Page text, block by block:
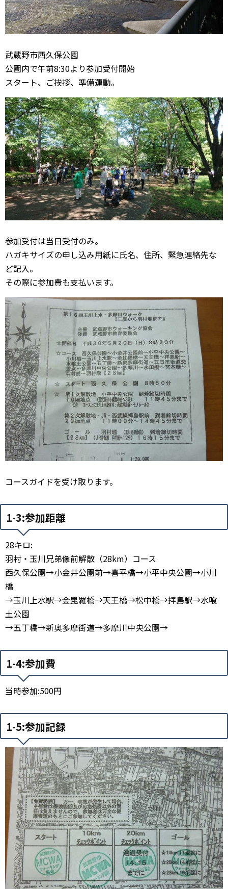
武蔵野市西久保公園
公園内で午前8:30より参加受付開始
スタート、ご挨拶、準備運動。
参加受付は当日受付のみ。
ハガキサイズの申し込み用紙に氏名、住所、緊急連絡先な
ど記入。
その際に参加費も支払います。
コースガイドを受け取ります。
1-3:参加距離
28キロ:
羽村・玉川兄弟像前解散（28km）コース
西久保公園→小金井公園前→喜平橋→小平中央公園→小川
橋
→玉川上水駅→金毘羅橋→天王橋→松中橋→拝島駅→水喰
土公園
→五丁橋→新奥多摩街道→多摩川中央公園→
1-4:参加費
当時参加:500円
1-5:参加記録